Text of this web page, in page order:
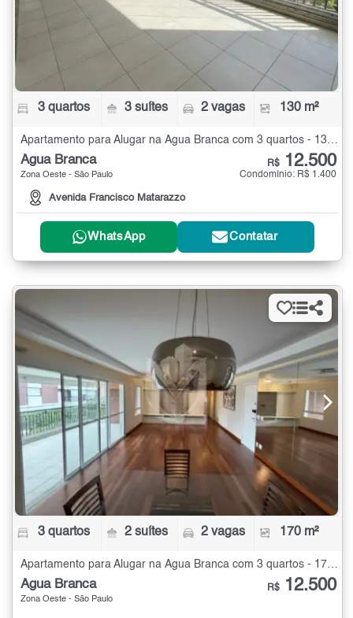
3 quartos 3 suítes 2 vagas 130 m²
Água Branca
Zona Oeste - São Paulo
Avenida Francisco Matarazzo
R$ 12.500
Condomínio: R$ 1.400
WhatsApp Contatar
3 quartos 2 suítes 2 vagas 170 m²
Água Branca
Zona Oeste - São Paulo
R$ 12.500